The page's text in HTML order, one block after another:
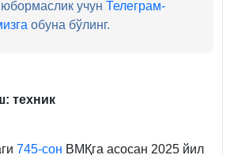
юбормаслик учунТелеграм-
обуна бўлинг.
техник
745-сон ВМҚга асосан 2025 йил